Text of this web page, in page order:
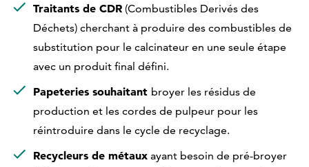
Traitants de CDR (Combustibles Derivés des
Déchets) cherchant à produire des combustibles de
substitution pour le calcinateur en une seule étape
avec un produit final défini.
Papeteries souhaitant broyer les résidus de
production et les cordes de pulpeur pour les
réintroduire dans le cycle de recyclage.
Recycleurs de métaux ayant besoin de pré-broyer